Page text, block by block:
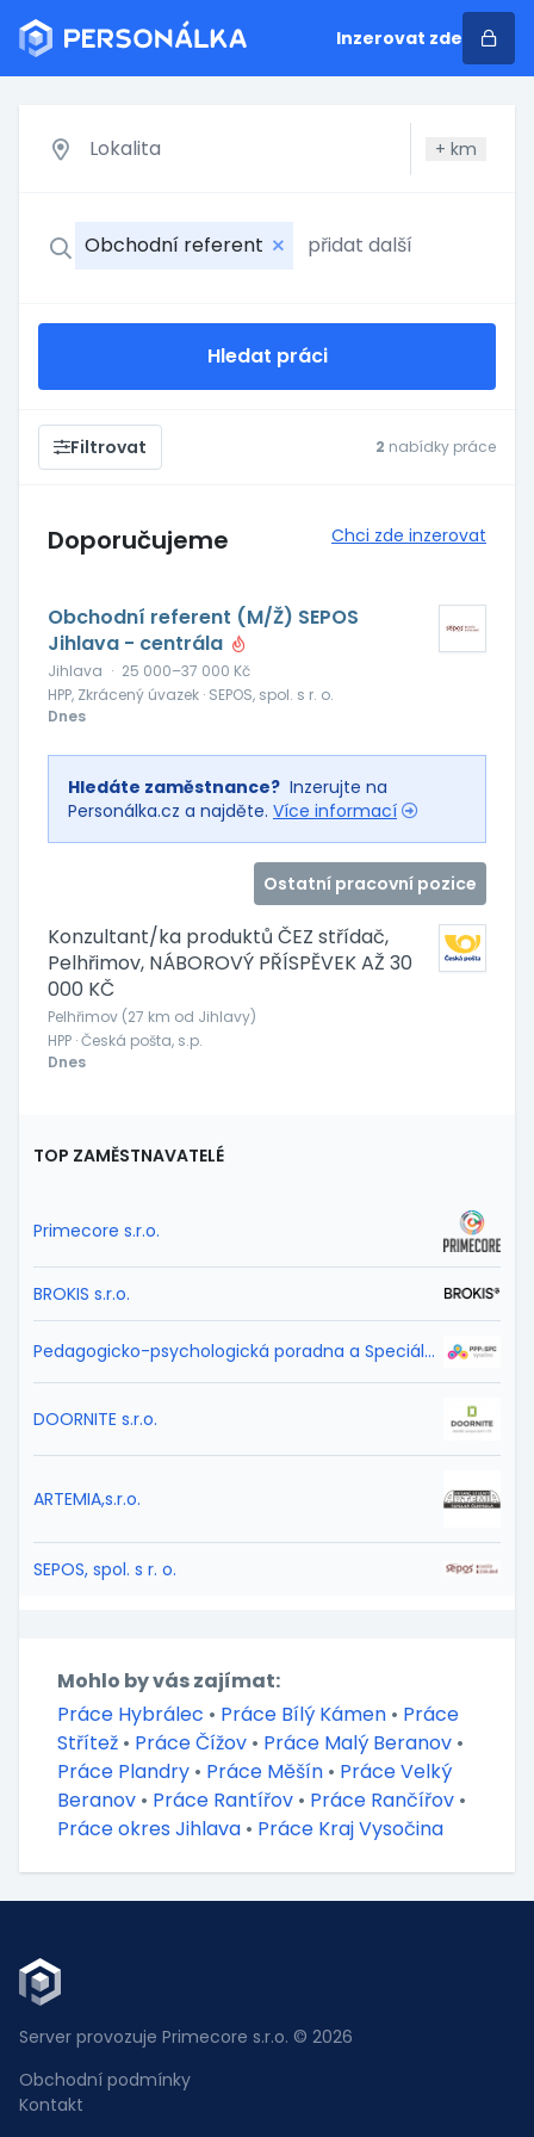
Inzerovat zde
+ km
Obchodní referent
Hledat práci
Filtrovat 2 nabídky práce
Doporučujeme Chci zde inzerovat
Obchodní referent (M/Ž) SEPOS
Jihlava - centrála
Jihlava · 25 000–37 000 Kč
HPP, Zkrácený úvazek · SEPOS, spol. s r. o.
Dnes
Hledáte zaměstnance? Inzerujte na
Personálka.cz a najděte. Více informací
Ostatní pracovní pozice
Konzultant/ka produktů ČEZ střídač,
Pelhřimov, NÁBOROVÝ PŘÍSPĚVEK AŽ 30
000 KČ
Pelhřimov (27 km od Jihlavy)
HPP · Česká pošta, s.p.
Dnes
TOP ZAMĚSTNAVATELÉ
Primecore s.r.o.
BROKIS s.r.o.
Pedagogicko-psychologická poradna a Speciálně pedagogické centrum Vysočina
DOORNITE s.r.o.
ARTEMIA,s.r.o.
SEPOS, spol. s r. o.
Mohlo by vás zajímat:
Práce Hybrálec • Práce Bílý Kámen • Práce
Střítež • Práce Čížov • Práce Malý Beranov •
Práce Plandry • Práce Měšín • Práce Velký
Beranov • Práce Rantířov • Práce Rančířov •
Práce okres Jihlava • Práce Kraj Vysočina
Server provozuje Primecore s.r.o. © 2026
Obchodní podmínky
Kontakt